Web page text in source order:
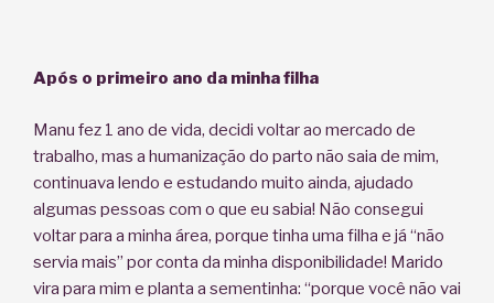
Após o primeiro ano da minha filha
Manu fez 1 ano de vida, decidi voltar ao mercado de
trabalho, mas a humanização do parto não saia de mim,
continuava lendo e estudando muito ainda, ajudado
algumas pessoas com o que eu sabia! Não consegui
voltar para a minha área, porque tinha uma filha e já “não
servia mais” por conta da minha disponibilidade! Marido
vira para mim e planta a sementinha: “porque você não vai